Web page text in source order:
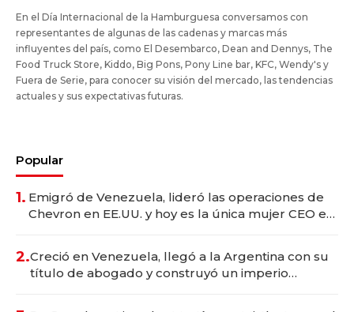
En el Día Internacional de la Hamburguesa conversamos con
representantes de algunas de las cadenas y marcas más
influyentes del país, como El Desembarco, Dean and Dennys, The
Food Truck Store, Kiddo, Big Pons, Pony Line bar, KFC, Wendy's y
Fuera de Serie, para conocer su visión del mercado, las tendencias
actuales y sus expectativas futuras.
Popular
1. Emigró de Venezuela, lideró las operaciones de
Chevron en EE.UU. y hoy es la única mujer CEO en
2.Creció en Venezuela, llegó a la Argentina con su
título de abogado y construyó un imperio